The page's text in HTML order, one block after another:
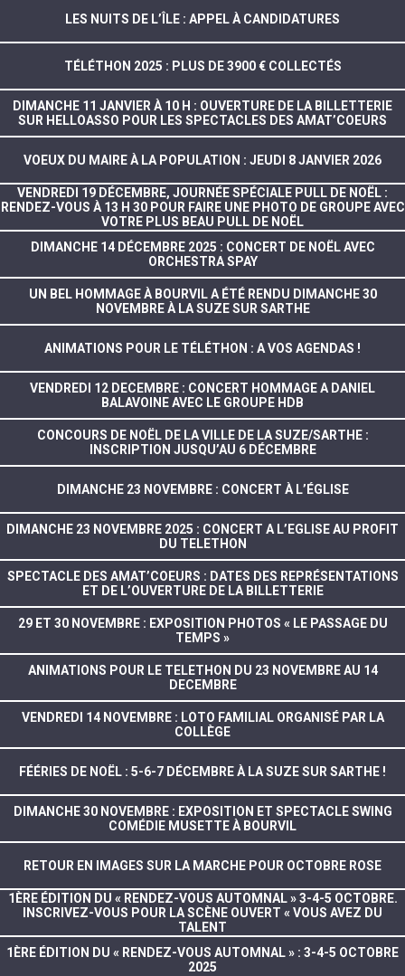
LES NUITS DE L’ÎLE : APPEL À CANDIDATURES
TÉLÉTHON 2025 : PLUS DE 3900 € COLLECTÉS
DIMANCHE 11 JANVIER À 10 H : OUVERTURE DE LA BILLETTERIE
SUR HELLOASSO POUR LES SPECTACLES DES AMAT’COEURS
VOEUX DU MAIRE À LA POPULATION : JEUDI 8 JANVIER 2026
VENDREDI 19 DÉCEMBRE, JOURNÉE SPÉCIALE PULL DE NOËL :
RENDEZ-VOUS À 13 H 30 POUR FAIRE UNE PHOTO DE GROUPE AVEC
VOTRE PLUS BEAU PULL DE NOËL
DIMANCHE 14 DÉCEMBRE 2025 : CONCERT DE NOËL AVEC
ORCHESTRA SPAY
UN BEL HOMMAGE À BOURVIL A ÉTÉ RENDU DIMANCHE 30
NOVEMBRE À LA SUZE SUR SARTHE
ANIMATIONS POUR LE TÉLÉTHON : A VOS AGENDAS !
VENDREDI 12 DECEMBRE : CONCERT HOMMAGE A DANIEL
BALAVOINE AVEC LE GROUPE HDB
CONCOURS DE NOËL DE LA VILLE DE LA SUZE/SARTHE :
INSCRIPTION JUSQU’AU 6 DÉCEMBRE
DIMANCHE 23 NOVEMBRE : CONCERT À L’ÉGLISE
DIMANCHE 23 NOVEMBRE 2025 : CONCERT A L’EGLISE AU PROFIT
DU TELETHON
SPECTACLE DES AMAT’COEURS : DATES DES REPRÉSENTATIONS
ET DE L’OUVERTURE DE LA BILLETTERIE
29 ET 30 NOVEMBRE : EXPOSITION PHOTOS « LE PASSAGE DU
TEMPS »
ANIMATIONS POUR LE TELETHON DU 23 NOVEMBRE AU 14
DECEMBRE
VENDREDI 14 NOVEMBRE : LOTO FAMILIAL ORGANISÉ PAR LA
COLLÈGE
FÉÉRIES DE NOËL : 5-6-7 DÉCEMBRE À LA SUZE SUR SARTHE !
DIMANCHE 30 NOVEMBRE : EXPOSITION ET SPECTACLE SWING
COMÉDIE MUSETTE À BOURVIL
RETOUR EN IMAGES SUR LA MARCHE POUR OCTOBRE ROSE
1ÈRE ÉDITION DU « RENDEZ-VOUS AUTOMNAL » 3-4-5 OCTOBRE.
INSCRIVEZ-VOUS POUR LA SCÈNE OUVERT « VOUS AVEZ DU
TALENT
1ÈRE ÉDITION DU « RENDEZ-VOUS AUTOMNAL » : 3-4-5 OCTOBRE
2025